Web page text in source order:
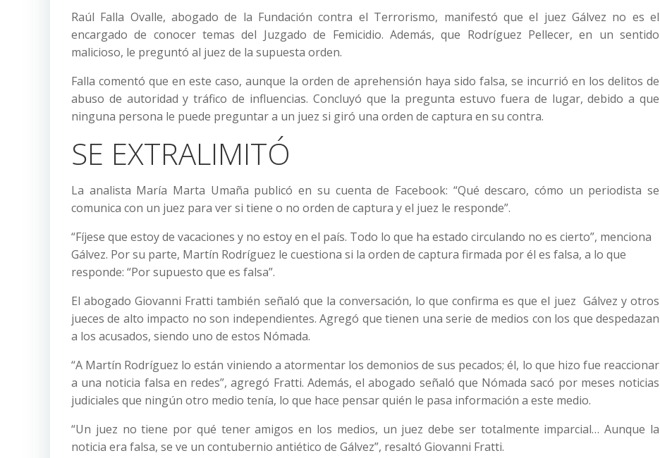
Raúl Falla Ovalle, abogado de la Fundación contra el Terrorismo, manifestó que el juez Gálvez no es el
encargado de conocer temas del Juzgado de Femicidio. Además, que Rodríguez Pellecer, en un sentido
malicioso, le preguntó al juez de la supuesta orden.
Falla comentó que en este caso, aunque la orden de aprehensión haya sido falsa, se incurrió en los delitos de
abuso de autoridad y tráfico de influencias. Concluyó que la pregunta estuvo fuera de lugar, debido a que
ninguna persona le puede preguntar a un juez si giró una orden de captura en su contra.
SE EXTRALIMITÓ
La analista María Marta Umaña publicó en su cuenta de Facebook: “Qué descaro, cómo un periodista se
comunica con un juez para ver si tiene o no orden de captura y el juez le responde”.
“Fíjese que estoy de vacaciones y no estoy en el país. Todo lo que ha estado circulando no es cierto”, menciona
Gálvez. Por su parte, Martín Rodríguez le cuestiona si la orden de captura firmada por él es falsa, a lo que
responde: “Por supuesto que es falsa”.
El abogado Giovanni Fratti también señaló que la conversación, lo que confirma es que el juez Gálvez y otros
jueces de alto impacto no son independientes. Agregó que tienen una serie de medios con los que despedazan
a los acusados, siendo uno de estos Nómada.
“A Martín Rodríguez lo están viniendo a atormentar los demonios de sus pecados; él, lo que hizo fue reaccionar
a una noticia falsa en redes”, agregó Fratti. Además, el abogado señaló que Nómada sacó por meses noticias
judiciales que ningún otro medio tenía, lo que hace pensar quién le pasa información a este medio.
“Un juez no tiene por qué tener amigos en los medios, un juez debe ser totalmente imparcial… Aunque la
noticia era falsa, se ve un contubernio antiético de Gálvez”, resaltó Giovanni Fratti.